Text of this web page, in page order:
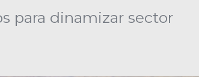
para dinamizar sector